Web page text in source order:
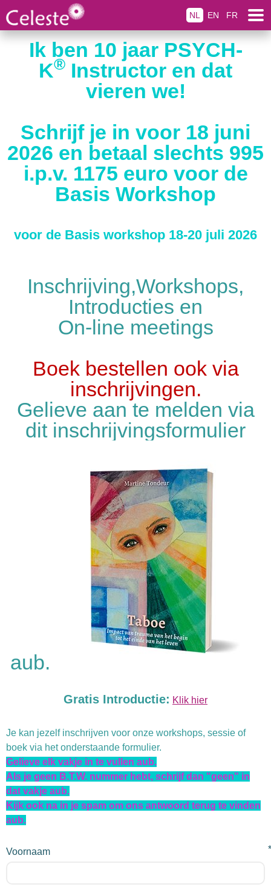
NL EN FR
Ik ben 10 jaar PSYCH-
K® Instructor en dat
vieren we!
Schrijf je in voor 18 juni
2026 en betaal slechts 995
i.p.v. 1175 euro voor de
Basis Workshop
voor de Basis workshop 18-20 juli 2026
Inschrijving,Workshops,
Introducties en
On-line meetings
Boek bestellen ook via
inschrijvingen.
Gelieve aan te melden via
dit inschrijvingsformulier
aub.
Gratis Introductie: Klik hier
Je kan jezelf inschrijven voor onze workshops, sessie of
boek via het onderstaande formulier.
Gelieve elk vakje in te vullen aub.
Als je geen B.T.W. nummer hebt, schrijf dan "geen" in
dat vakje aub.
Kijk ook na in je spam om ons antwoord terug te vinden
aub.
Voornaam *